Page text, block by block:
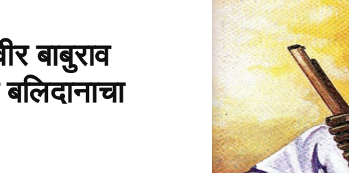
बाबुराव